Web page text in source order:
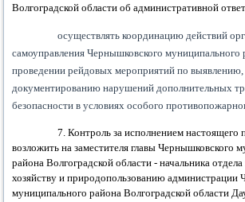
Волгоградской области об административной
осуществлять координацию действий
самоуправления Чернышковского муниципального
проведении рейдовых мероприятий по
документированию нарушений дополнительных
безопасности в условиях особого
7.Контроль за исполнением настоящего
возложить назаместителя главы Чернышковского
района Волгоградской области - начальника
хозяйству и природопользованию администрации
муниципального района Волгоградской области